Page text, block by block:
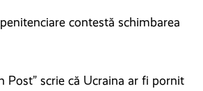
contestă schimbarea
Post” scrie că Ucraina ar fi pornit